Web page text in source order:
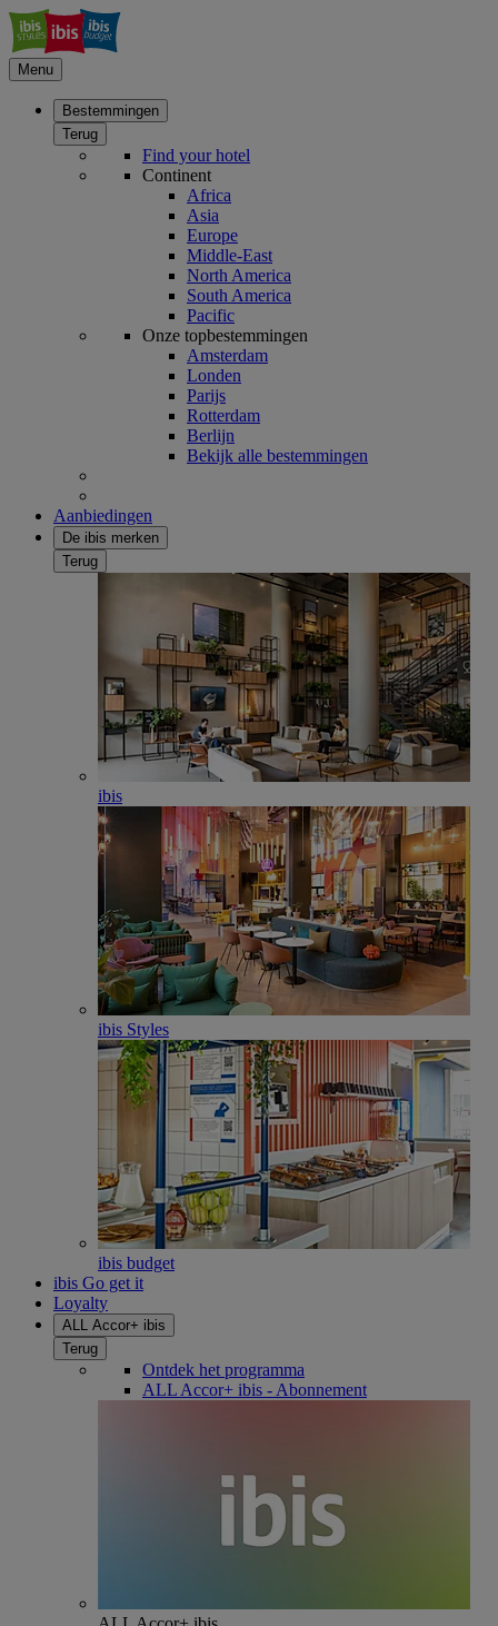
Menu
Bestemmingen
Terug
Find your hotel
Continent
Africa
Asia
Europe
Middle-East
North America
South America
Pacific
Onze topbestemmingen
Amsterdam
Londen
Parijs
Rotterdam
Berlijn
Bekijk alle bestemmingen
Aanbiedingen
De ibis merken
Terug
ibis
ibis Styles
ibis budget
ibis Go get it
Loyalty
ALL Accor+ ibis
Terug
Ontdek het programma
ALL Accor+ ibis - Abonnement